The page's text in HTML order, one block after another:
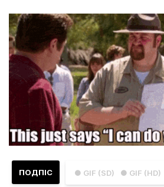
● GIF (SD) ● GIF (HD)
ПОДПІС